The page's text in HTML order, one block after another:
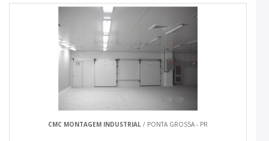
ONDE POSSO INSTALAR O ISOLAMENTO
TÉRMICO?
A instalação pode ser feita em qualquer veículo, e serviços
especializados são oferecidos pela Refrigeração Real.
POR QUE DEVO INVESTIR EM ISOLAMENTO
TÉRMICO?
combustível e proteção do veículo contra o calor excessivo.
CMC MONTAGEM INDUSTRIAL/ PONTA GROSSA - PR